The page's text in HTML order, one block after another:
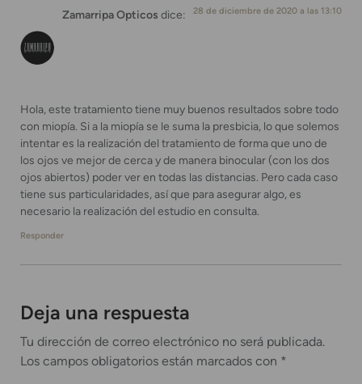
Zamarripa Opticos dice: 28 de diciembre de 2020 a las 13:10
Hola, este tratamiento tiene muy buenos resultados sobre todo
con miopía. Si a la miopía se le suma la presbicia, lo que solemos
intentar es la realización del tratamiento de forma que uno de
los ojos ve mejor de cerca y de manera binocular (con los dos
ojos abiertos) poder ver en todas las distancias. Pero cada caso
tiene sus particularidades, así que para asegurar algo, es
necesario la realización del estudio en consulta.
Responder
Deja una respuesta
Tu dirección de correo electrónico no será publicada.
Los campos obligatorios están marcados con *